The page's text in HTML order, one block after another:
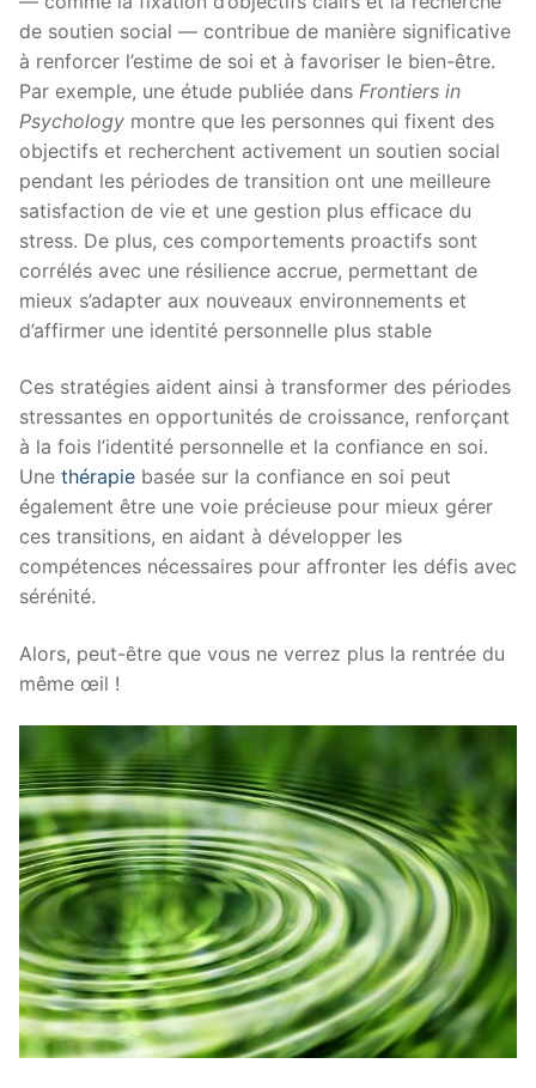
de soutien social — contribue de manière significative
à renforcer l’estime de soi et à favoriser le bien-être.
Par exemple, une étude publiée dans Frontiers in
Psychology montre que les personnes qui fixent des
objectifs et recherchent activement un soutien social
pendant les périodes de transition ont une meilleure
satisfaction de vie et une gestion plus efficace du
stress​. De plus, ces comportements proactifs sont
corrélés avec une résilience accrue, permettant de
mieux s’adapter aux nouveaux environnements et
d’affirmer une identité personnelle plus stable
Ces stratégies aident ainsi à transformer des périodes
stressantes en opportunités de croissance, renforçant
à la fois l’identité personnelle et la confiance en soi.
Une thérapie basée sur la confiance en soi peut
également être une voie précieuse pour mieux gérer
ces transitions, en aidant à développer les
compétences nécessaires pour affronter les défis avec
sérénité.
Alors, peut-être que vous ne verrez plus la rentrée du
même œil !